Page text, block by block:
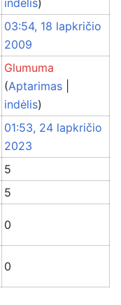
indėlis)
03:54, 18 lapkričio
2009
Glumuma
(Aptarimas
indėlis)
01:53, 24 lapkričio
2023
5
5
0
0